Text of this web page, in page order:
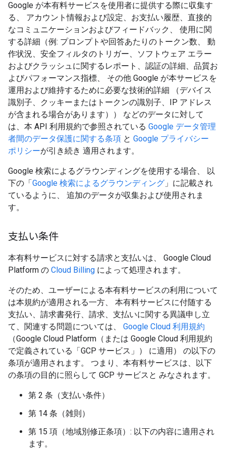
Google が本有料サービスを使用者に提供する際に収集す
る、 アカウント情報および設定、お支払い履歴、直接的
なコミュニケーションおよびフィードバック、 使用に関
する詳細（例: プロンプトや回答あたりのトークン数、 動
作状況、安全フィルタのトリガー、ソフトウェア エラー
およびクラッシュに関するレポート、認証の詳細、品質お
よびパフォーマンス指標、 その他 Google が本サービスを
運用および維持するために必要な技術的詳細 （デバイス
識別子、クッキーまたはトークンの識別子、IP アドレス
が含まれる場合があります）） などのデータに対して
は、本 API 利用規約で参照されている Google データ管理
者間のデータ保護に関する条項 と Google プライバシー
ポリシーが引き続き 適用されます。
Google 検索によるグラウンディングを使用する場合、 以
下の「Google 検索によるグラウンディング 」に記載され
ているように、 追加のデータが収集および使用されま
す。
支払い条件
本有料サービスに対する請求と支払いは、 Google Cloud
Platform の Cloud Billing によって処理されます。
そのため、ユーザーによる本有料サービスの利用について
は本規約が適用される一方、 本有料サービスに付随する
支払い、請求書発行、請求、支払いに関する異議申し立
て、関連する問題については、 Google Cloud 利用規約
（Google Cloud Platform（または Google Cloud 利用規約
で定義されている「GCP サービス」） に適用） の以下の
条項が適用されます。 つまり、本有料サービスは、以下
の条項の目的に照らして GCP サービスと みなされます。
第 2 条（支払い条件）
第 14 条（雑則）
第 15 項（地域別修正条項）: 以下の内容に適用され
ます。